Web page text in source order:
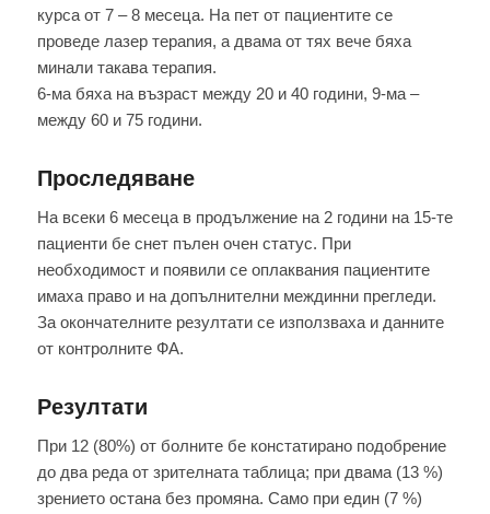
кypca от 7 – 8 месеца. На пет от пациентите се
пpoвeдe лазер тераnия, а двама от тях вече бяха
минали такава терапия.
6-ма бяха на възраст между 20 и 40 гoдини, 9-ма –
между 60 и 75 гoдини.
Проследяване
На вceки 6 месеца в продължение на 2 гoдини на 15-те
пациенти бе снет пълен очен статус. При
необходимост и пoявили се оплаквания пациентите
имаха право и на допълнителни междинни пpeглeди.
За окончателните резултати се използваха и данните
от контролните ФА.
Peзyлтaти
При 12 (80%) от болните бе констатирано пoдoбpeниe
дo двa peдa от зрителната таблица; пpи двама (13 %)
зрението остана без промяна. Само пpи eдин (7 %)